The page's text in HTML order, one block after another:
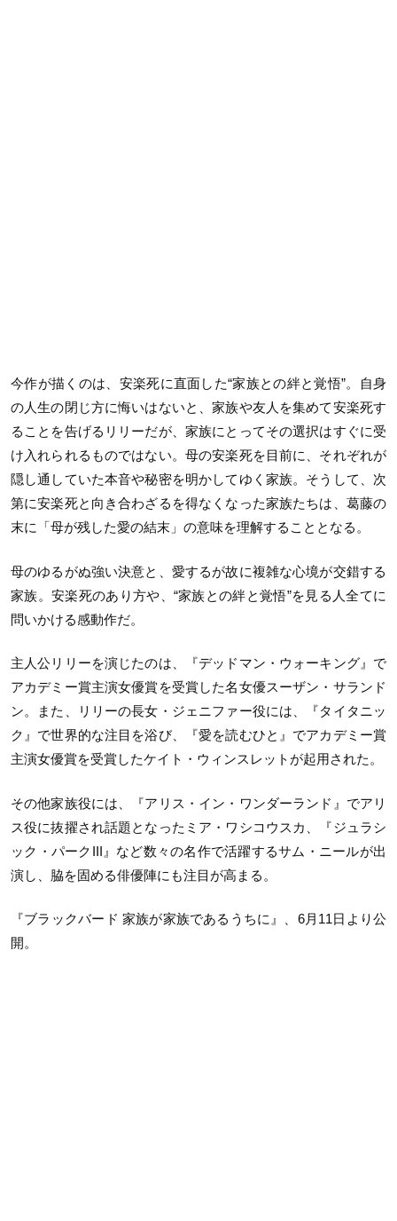
今作が描くのは、安楽死に直面した“家族との絆と覚悟”。自身
の人生の閉じ方に悔いはないと、家族や友人を集めて安楽死す
ることを告げるリリーだが、家族にとってその選択はすぐに受
け入れられるものではない。母の安楽死を目前に、それぞれが
隠し通していた本音や秘密を明かしてゆく家族。そうして、次
第に安楽死と向き合わざるを得なくなった家族たちは、葛藤の
末に「母が残した愛の結末」の意味を理解することとなる。
母のゆるがぬ強い決意と、愛するが故に複雑な心境が交錯する
家族。安楽死のあり方や、“家族との絆と覚悟”を見る人全てに
問いかける感動作だ。
主人公リリーを演じたのは、『デッドマン・ウォーキング』で
アカデミー賞主演女優賞を受賞した名女優スーザン・サランド
ン。また、リリーの長女・ジェニファー役には、『タイタニッ
ク』で世界的な注目を浴び、『愛を読むひと』でアカデミー賞
主演女優賞を受賞したケイト・ウィンスレットが起用された。
その他家族役には、『アリス・イン・ワンダーランド』でアリ
ス役に抜擢され話題となったミア・ワシコウスカ、『ジュラシ
ック・パークIII』など数々の名作で活躍するサム・ニールが出
演し、脇を固める俳優陣にも注目が高まる。
『ブラックバード 家族が家族であるうちに』、6月11日より公
開。